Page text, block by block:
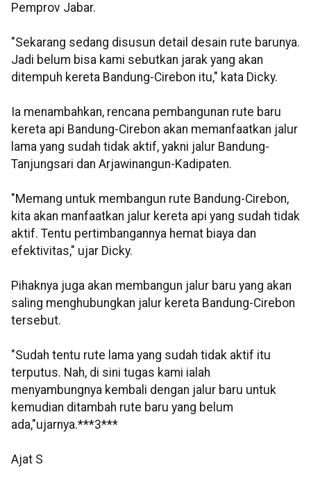
Pemprov Jabar.
"Sekarang sedang disusun detail desain rute barunya.
Jadi belum bisa kami sebutkan jarak yang akan
ditempuh kereta Bandung-Cirebon itu," kata Dicky.
Ia menambahkan, rencana pembangunan rute baru
kereta api Bandung-Cirebon akan memanfaatkan jalur
lama yang sudah tidak aktif, yakni jalur Bandung-
Tanjungsari dan Arjawinangun-Kadipaten.
"Memang untuk membangun rute Bandung-Cirebon,
kita akan manfaatkan jalur kereta api yang sudah tidak
aktif. Tentu pertimbangannya hemat biaya dan
efektivitas," ujar Dicky.
Pihaknya juga akan membangun jalur baru yang akan
saling menghubungkan jalur kereta Bandung-Cirebon
tersebut.
"Sudah tentu rute lama yang sudah tidak aktif itu
terputus. Nah, di sini tugas kami ialah
menyambungnya kembali dengan jalur baru untuk
kemudian ditambah rute baru yang belum
ada,"ujarnya.***3***
Ajat S